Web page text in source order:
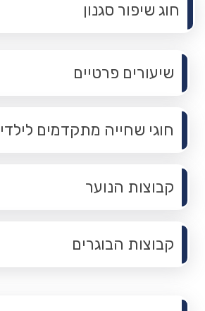
חוג שיפור סגנון
שיעורים פרטיים
חוגי שחייה מתקדמים
קבוצות הנוער
קבוצות הבוגרים
תפריט משנה